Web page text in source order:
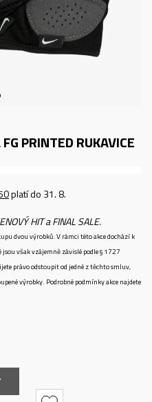
PRINTEDRUKAVICE
platí do 31. 8.
HIT a FINAL SALE.
dvou výrobků. V rámci této akce dochází k
však vzájemně závislé podle § 1727
právo odstoupit od jedné z těchto smluv,
výrobky. Podrobné podmínky akce najdete